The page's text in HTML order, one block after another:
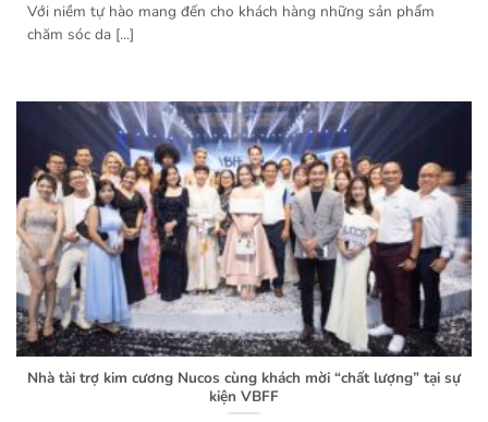
Với niềm tự hào mang đến cho khách hàng những sản phẩm
chăm sóc da [...]
Nhà tài trợ kim cương Nucos cùng khách mời “chất lượng” tại sự
kiện VBFF